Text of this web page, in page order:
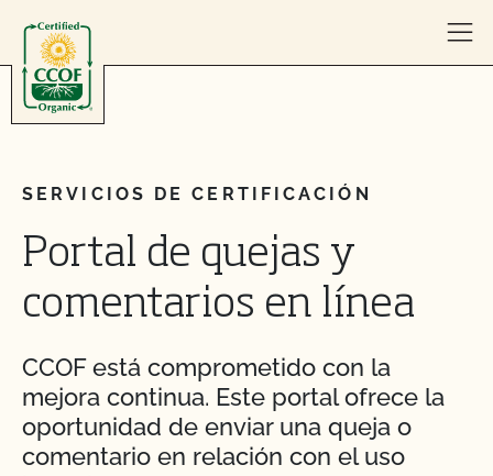
SERVICIOS DE CERTIFICACIÓN
Portal de quejas y
comentarios en línea
CCOF está comprometido con la
mejora continua. Este portal ofrece la
oportunidad de enviar una queja o
comentario en relación con el uso